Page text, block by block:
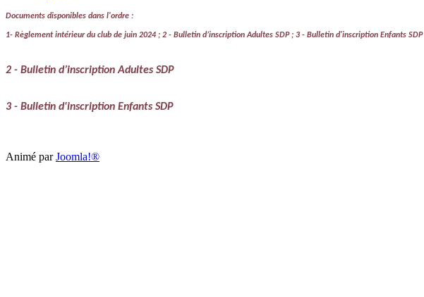
Documents disponibles dans l'ordre :
1- Règlement intérieur du club de juin 2024 ; 2 - Bulletin d’inscription Adultes SDP ; 3 - Bulletin d'inscription Enfants SDP
2 - Bulletin d’inscription Adultes SDP
3 - Bulletin d'inscription Enfants SDP
Animé parJoomla!®